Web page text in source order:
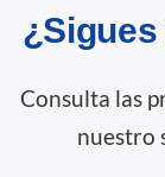
Consulta las
nuestro